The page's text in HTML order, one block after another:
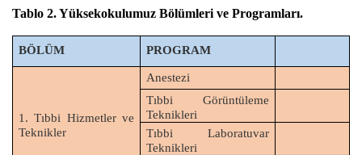
Tablo 2. Yüksekokulumuz Bölümleri ve Programları.
BÖLÜM PROGRAM
1. Tıbbi Hizmetler ve
Teknikler
Anestezi
Tıbbi Görüntüleme
Teknikleri
Tıbbi Laboratuvar
Teknikleri